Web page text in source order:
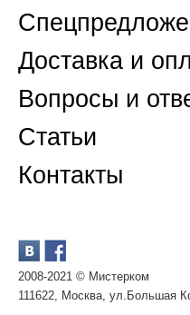
Доставка и
Вопросы и
Статьи
Контакты
2008-2021 © Мистерком
111622, Москва, ул.Большая